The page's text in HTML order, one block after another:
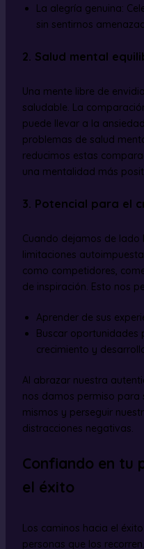
La alegría genuina:
sin sentirnos
2. Salud mental
Una mente libre de
saludable. La
puede llevar a la
problemas de salud
reducimos estas
una mentalidad más
3. Potencial para el
Cuando dejamos de lado
limitaciones
como competidores,
de inspiración. Esto nos
Aprender de sus
Buscar oportunidades
crecimiento y
Al abrazar nuestra
nos damos permiso
mismos y perseguir
distracciones negativas.
Confiando en tu
el éxito
Los caminos hacia el
personas que los